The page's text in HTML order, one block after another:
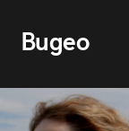
Видео